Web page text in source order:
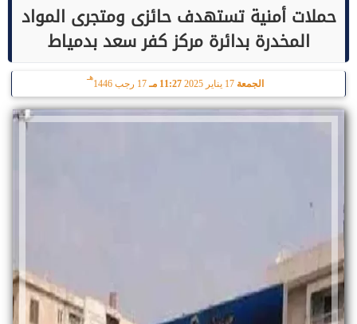
حملات أمنية تستهدف حائزى ومتجرى المواد
المخدرة بدائرة مركز كفر سعد بدمياط
الجمعة 11:27 مـ 17 رجب 1446
هـ